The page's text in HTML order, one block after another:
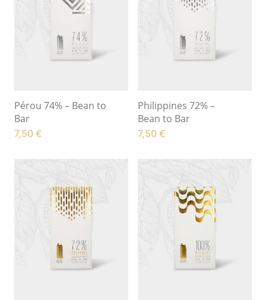
Pérou 74% – Bean to
Bar
7,50 €
Philippines 72% –
Bean to Bar
7,50 €